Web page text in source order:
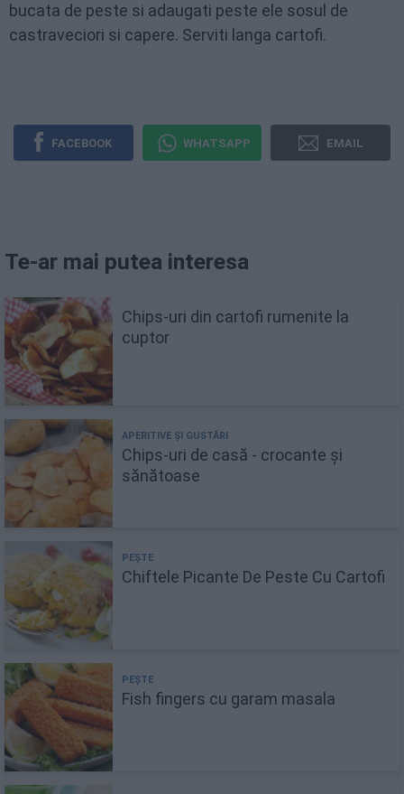
bucata de peste si adaugati peste ele sosul de
castraveciori si capere. Serviti langa cartofi.
FACEBOOK WHATSAPP EMAIL
Te-ar mai putea interesa
Chips-uri din cartofi rumenite la
cuptor
Chips-uri de casă - crocante și
sănătoase
Chiftele Picante De Peste Cu Cartofi
Fish fingers cu garam masala